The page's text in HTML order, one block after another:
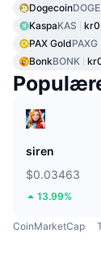
DogecoinDOGE
KaspaKAS
PAX GoldPAXG
BonkBONK
siren
$0.03463
13.99%
CoinMarketCap